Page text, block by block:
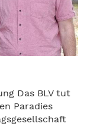
Das BLV tut
Paradies